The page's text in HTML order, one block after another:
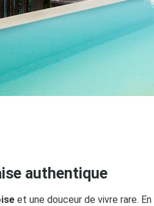
authentique
et une douceur de vivre rare.